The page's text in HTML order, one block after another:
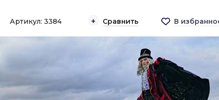
Артикул: 3384 Сравнить В